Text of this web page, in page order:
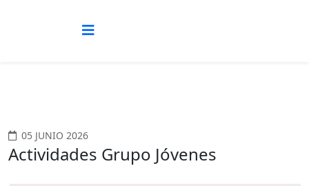
05 JUNIO 2026
Actividades Grupo Jóvenes